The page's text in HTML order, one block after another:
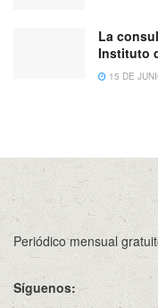
La
Instituto
15 DE
Periódico mensual
Síguenos: